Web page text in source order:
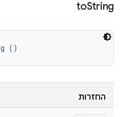
toString
()
החזרות